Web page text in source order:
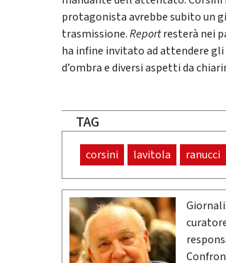
protagonista avrebbe subito un
trasmissione.Reportresterà nei
ha infine invitato ad attendere
d’ombra e diversi aspetti da
TAG
corsini lavitola ranucci